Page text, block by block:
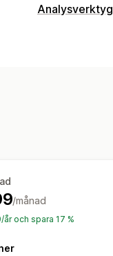
Målinriktning
Analysverktyg
/månad
år och spara 17 %